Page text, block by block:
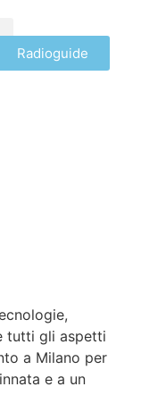
Radioguide
tutti gli aspetti
a Milano per
e a un